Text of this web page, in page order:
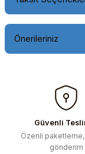
Önerileriniz
konularda
kullanarak
Görüş ve
Ürün resmi
Güvenli
Özenli
gönderim